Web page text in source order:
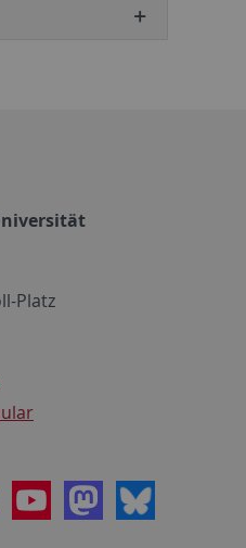
Platz
YoutubeMastodon
Bluesky